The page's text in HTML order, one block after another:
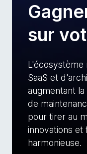
sur
L'écosystème
SaaS et
augmentant
de
pour tirer au
innovations et
harmonieuse.